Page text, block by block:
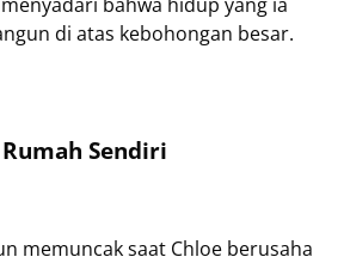
di atas kebohongan besar.
Sendiri
memuncak saat Chloe berusaha